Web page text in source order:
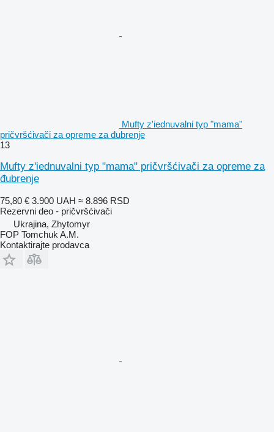
Mufty z'iednuvalni typ "mama"
pričvršćivači za opremе za đubrenje
13
Mufty z'iednuvalni typ "mama" pričvršćivači za opreme za
đubrenje
75,80 € 3.900 UAH ≈ 8.896 RSD
Rezervni deo - pričvršćivači
Ukrajina, Zhytomyr
FOP Tomchuk A.M.
Kontaktirajte prodavca